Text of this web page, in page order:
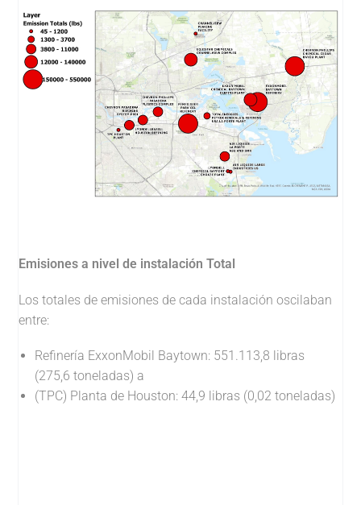
Emisiones a nivel de instalación Total
Los totales de emisiones de cada instalación oscilaban
entre:
Refinería ExxonMobil Baytown: 551.113,8 libras
(275,6 toneladas) a
(TPC) Planta de Houston: 44,9 libras (0,02 toneladas)